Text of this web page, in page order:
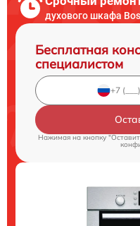
духового шкафа
Бесплатная
специалистом
Нажимая на кнопку